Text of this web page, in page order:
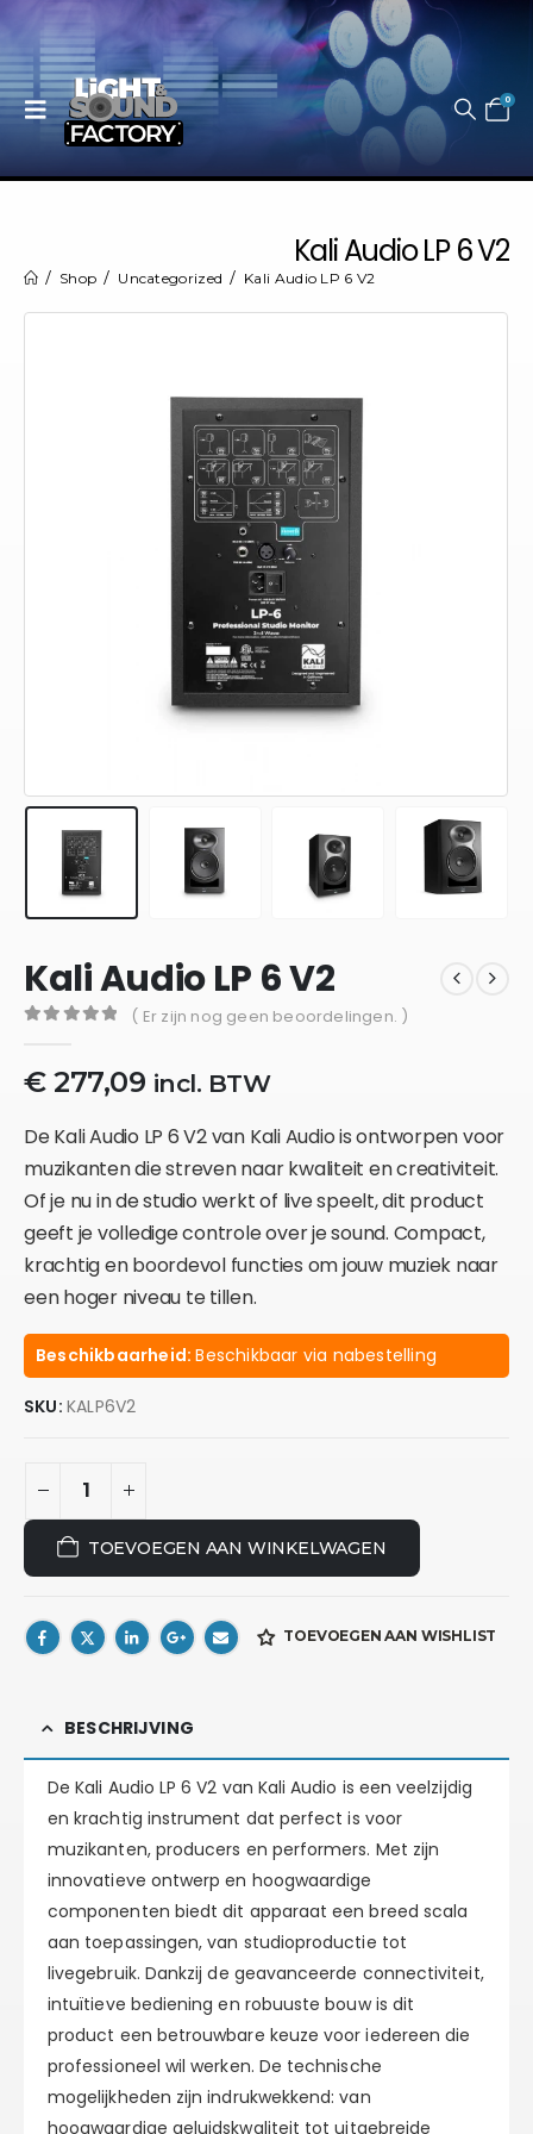
0
Kali Audio LP 6 V2
Shop Uncategorized Kali Audio LP 6 V2
Kali Audio LP 6 V2
( Er zijn nog geen beoordelingen. )
€277,09 incl. BTW
De Kali Audio LP 6 V2 van Kali Audio is ontworpen voor
muzikanten die streven naar kwaliteit en creativiteit.
Of je nu in de studio werkt of live speelt, dit product
geeft je volledige controle over je sound. Compact,
krachtig en boordevol functies om jouw muziek naar
een hoger niveau te tillen.
Beschikbaarheid:Beschikbaar via nabestelling
SKU: KALP6V2
TOEVOEGEN AAN WINKELWAGEN
TOEVOEGEN AAN WISHLIST
BESCHRIJVING
De Kali Audio LP 6 V2 van Kali Audio is een veelzijdig
en krachtig instrument dat perfect is voor
muzikanten, producers en performers. Met zijn
innovatieve ontwerp en hoogwaardige
componenten biedt dit apparaat een breed scala
aan toepassingen, van studioproductie tot
livegebruik. Dankzij de geavanceerde connectiviteit,
intuïtieve bediening en robuuste bouw is dit
product een betrouwbare keuze voor iedereen die
professioneel wil werken. De technische
mogelijkheden zijn indrukwekkend: van
hoogwaardige geluidskwaliteit tot uitgebreide